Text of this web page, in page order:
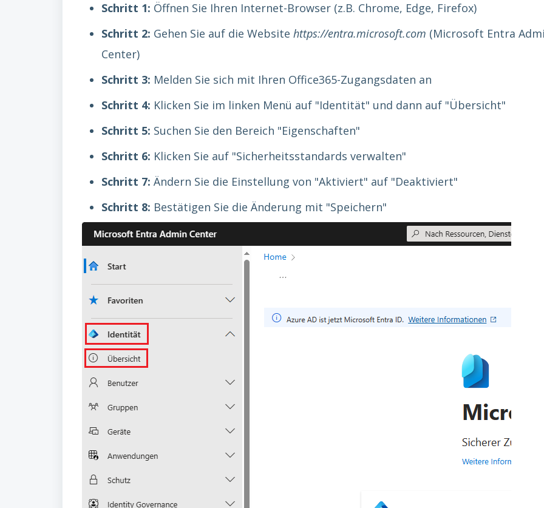
Schritt 1: Öffnen Sie Ihren Internet-Browser (z.B. Chrome, Edge, Firefox)
Schritt 2: Gehen Sie auf die Website https://entra.microsoft.com (Microsoft Entra
Center)
Schritt 3: Melden Sie sich mit Ihren Office365-Zugangsdaten an
Schritt 4: Klicken Sie im linken Menü auf "Identität" und dann auf "Übersicht"
Schritt 5: Suchen Sie den Bereich "Eigenschaften"
Schritt 6: Klicken Sie auf "Sicherheitsstandards verwalten"
Schritt 7: Ändern Sie die Einstellung von "Aktiviert" auf "Deaktiviert"
Schritt 8: Bestätigen Sie die Änderung mit "Speichern"